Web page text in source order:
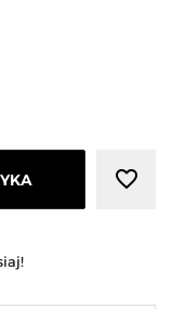
favorite_border